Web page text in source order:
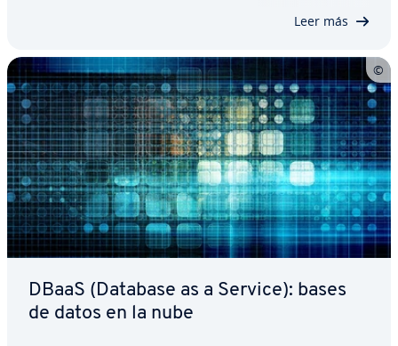
Leer más
DBaaS (Database as a Service): bases
de datos en la nube